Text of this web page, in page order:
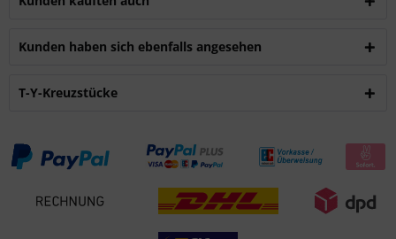
Kunden haben sich ebenfalls angesehen
T-Y-Kreuzstücke